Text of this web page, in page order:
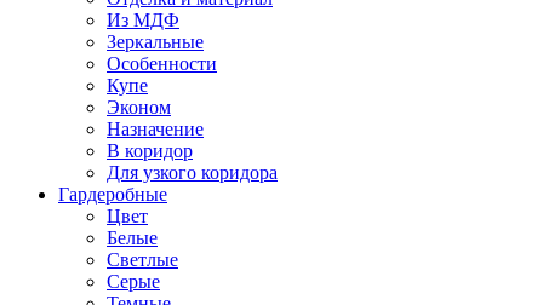
Из МДФ
Зеркальные
Особенности
Купе
Эконом
Назначение
В коридор
Для узкого коридора
Гардеробные
Цвет
Белые
Светлые
Серые